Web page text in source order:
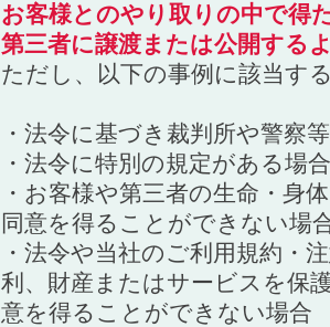
お客様とのやり取りの中で得
第三者に譲渡または公開する
ただし、以下の事例に該当す
・法令に基づき裁判所や警察
・法令に特別の規定がある場合
・お客様や第三者の生命・身
同意を得ることができない場
・法令や当社のご利用規約・
利、財産またはサービスを保
意を得ることができない場合